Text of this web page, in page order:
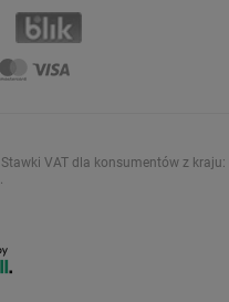
Stawki VAT dla konsumentów z kraju: